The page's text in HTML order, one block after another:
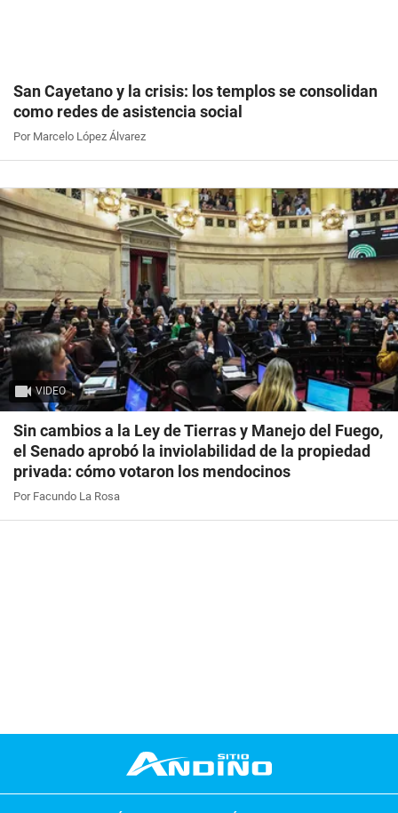
San Cayetano y la crisis: los templos se consolidan
como redes de asistencia social
Por Marcelo López Álvarez
VIDEO
Sin cambios a la Ley de Tierras y Manejo del Fuego,
el Senado aprobó la inviolabilidad de la propiedad
privada: cómo votaron los mendocinos
Por Facundo La Rosa